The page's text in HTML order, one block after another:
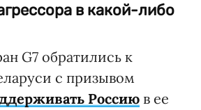
в какой-либо
G7 обратились к
с призывом
Россию в ее